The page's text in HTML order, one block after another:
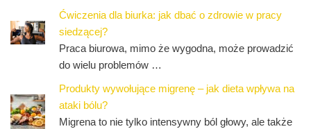
Ćwiczenia dla biurka: jak dbać o zdrowie w pracy
siedzącej?
Praca biurowa, mimo że wygodna, może prowadzić
do wielu problemów …
Produkty wywołujące migrenę – jak dieta wpływa na
ataki bólu?
Migrena to nie tylko intensywny ból głowy, ale także